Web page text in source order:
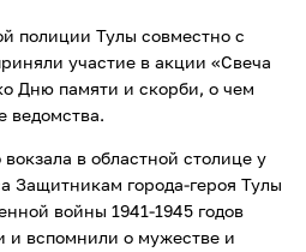
полиции Тулы совместно с
участие в акции «Свеча
Дню памяти и скорби, о чем
ведомства.
в областной столице у
Защитникам города-героя Тулы
войны 1941-1945 годов
и вспомнили о мужестве и